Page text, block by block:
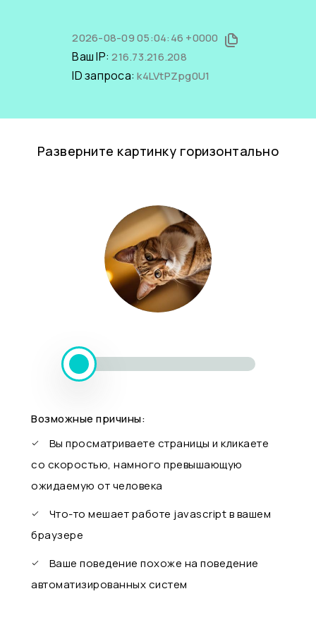
2026-08-09 05:04:46 +0000
Ваш IP:216.73.216.208
ID запроса:k4LVtPZpg0U1
Разверните картинку горизонтально
Возможные причины:
Вы просматриваете страницы и кликаете
со скоростью, намного превышающую
ожидаемую от человека
Что-то мешает работе javascript в вашем
браузере
Ваше поведение похоже на поведение
автоматизированных систем